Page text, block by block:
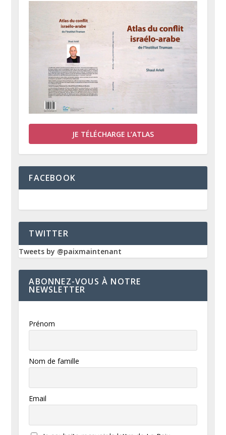
JE TÉLÉCHARGE L’ATLAS
FACEBOOK
TWITTER
Tweets by @paixmaintenant
ABONNEZ-VOUS À NOTRE
NEWSLETTER
Prénom
Nom de famille
Email